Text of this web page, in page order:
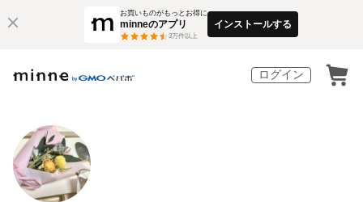
お買いものがもっとお得に
minneのアプリ
3万件以上
インストールする
ログイン